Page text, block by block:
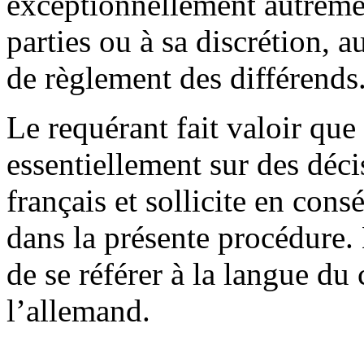
parties ou à sa discrétion,
de règlement des
Le requérant fait valoir que
essentiellement sur des
français et sollicite en
dans la présente
de se référer à la langue
l’allemand.